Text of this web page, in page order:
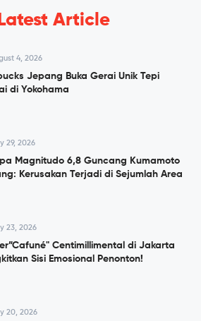
Latest Article
4, 2026
Jepang Buka Gerai Unik Tepi
di Yokohama
29, 2026
Magnitudo 6,8 Guncang Kumamoto
Kerusakan Terjadi di Sejumlah Area
23, 2026
Centimillimental di Jakarta
Sisi Emosional Penonton!
20, 2026